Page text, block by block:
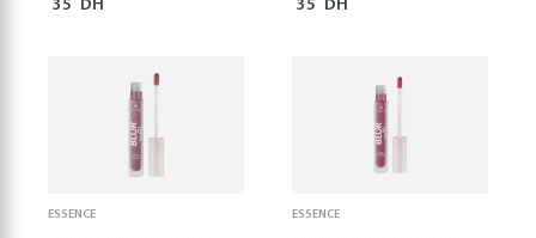
35 DH 35 DH
ESSENCE ESSENCE